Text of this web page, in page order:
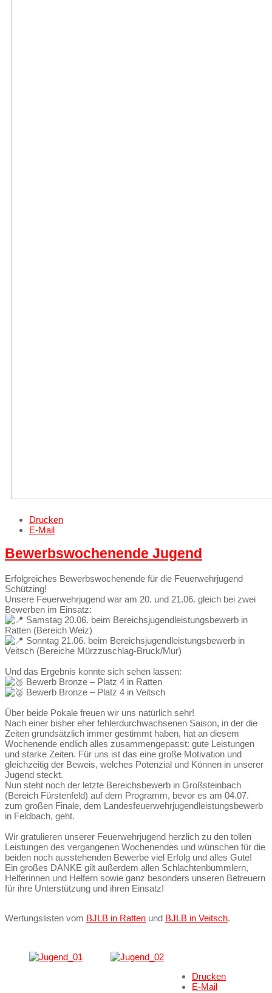
Drucken
E-Mail
Bewerbswochenende Jugend
Erfolgreiches Bewerbswochenende für die Feuerwehrjugend
Schützing!
Unsere Feuerwehrjugend war am 20. und 21.06. gleich bei zwei
Bewerben im Einsatz:
Samstag 20.06. beim Bereichsjugendleistungsbewerb in
Ratten (Bereich Weiz)
Sonntag 21.06. beim Bereichsjugendleistungsbewerb in
Veitsch (Bereiche Mürzzuschlag-Bruck/Mur)
Und das Ergebnis konnte sich sehen lassen:
Bewerb Bronze – Platz 4 in Ratten
Bewerb Bronze – Platz 4 in Veitsch
Über beide Pokale freuen wir uns natürlich sehr!
Nach einer bisher eher fehlerdurchwachsenen Saison, in der die
Zeiten grundsätzlich immer gestimmt haben, hat an diesem
Wochenende endlich alles zusammengepasst: gute Leistungen
und starke Zeiten. Für uns ist das eine große Motivation und
gleichzeitig der Beweis, welches Potenzial und Können in unserer
Jugend steckt.
Nun steht noch der letzte Bereichsbewerb in Großsteinbach
(Bereich Fürstenfeld) auf dem Programm, bevor es am 04.07.
zum großen Finale, dem Landesfeuerwehrjugendleistungsbewerb
in Feldbach, geht.
Wir gratulieren unserer Feuerwehrjugend herzlich zu den tollen
Leistungen des vergangenen Wochenendes und wünschen für die
beiden noch ausstehenden Bewerbe viel Erfolg und alles Gute!
Ein großes DANKE gilt außerdem allen Schlachtenbummlern,
Helferinnen und Helfern sowie ganz besonders unseren Betreuern
für ihre Unterstützung und ihren Einsatz!
Wertungslisten vom BJLB in Ratten und BJLB in Veitsch.
Drucken
E-Mail